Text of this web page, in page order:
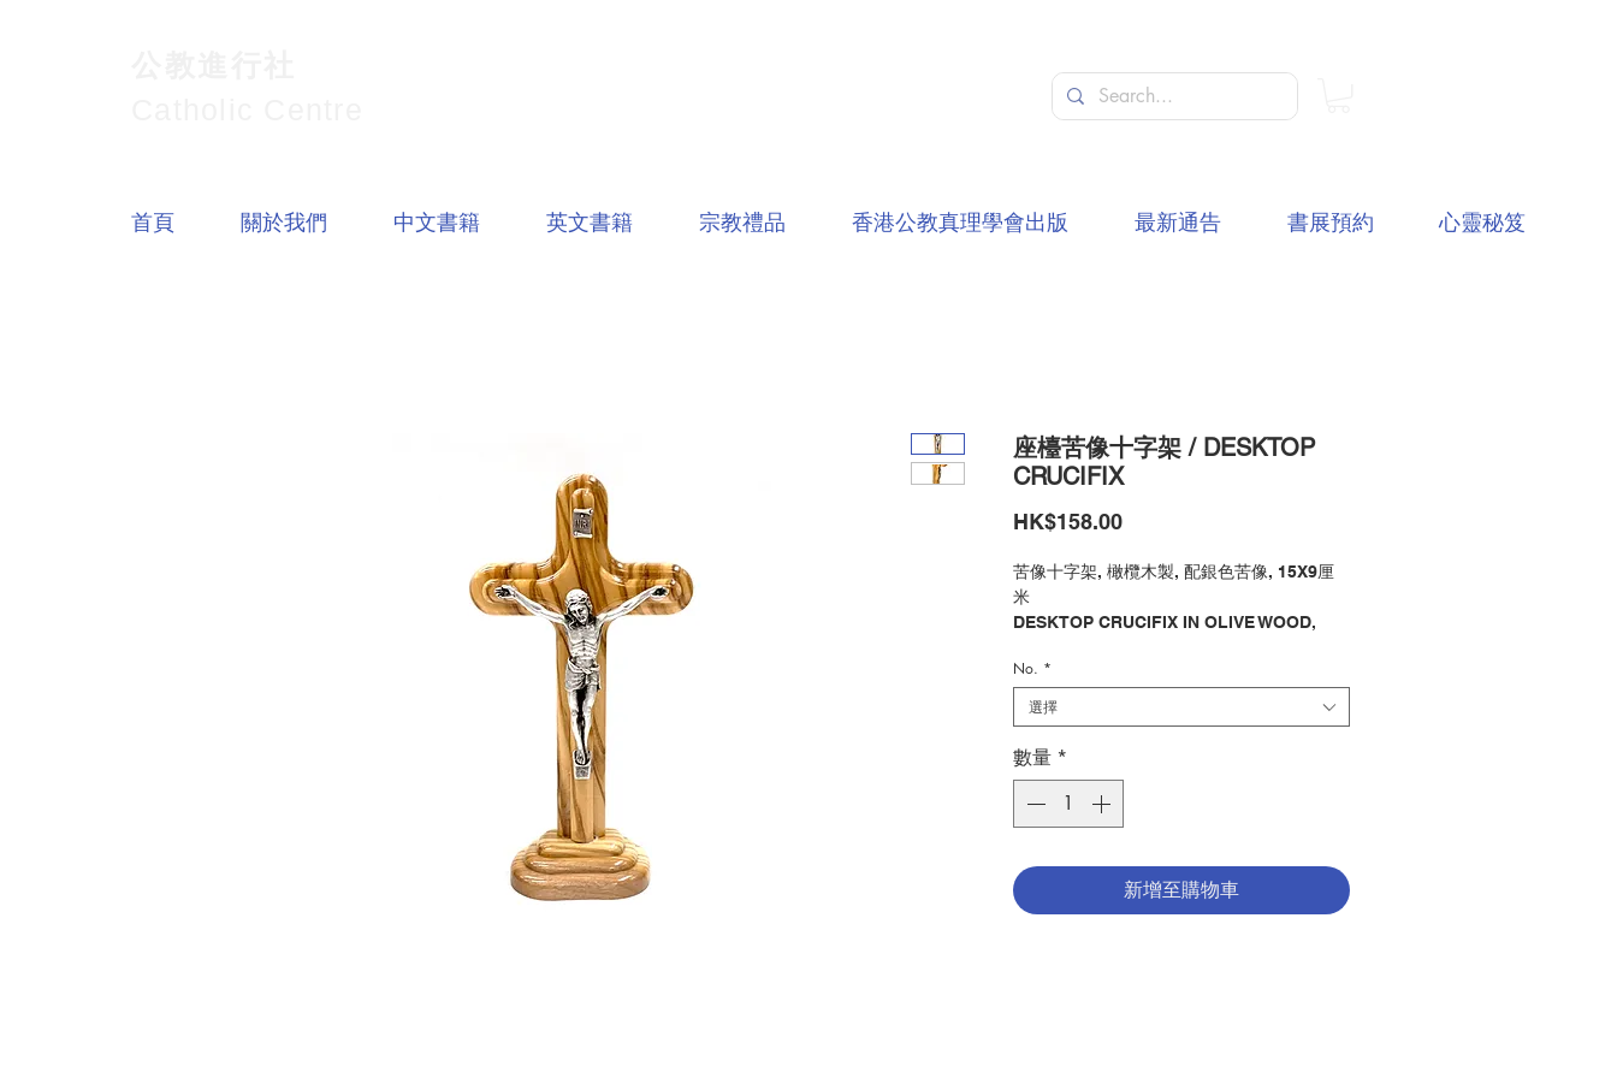
座檯苦像十字架 / DESKTOP
CRUCIFIX
HK$158.00價
苦像十字架, 橄欖木製, 配銀色苦像, 15X9厘
米
DESKTOP CRUCIFIX IN OLIVE WOOD,
分類：十字架 / 座檯
Category : CRUCIFIX / DESKTOP
No. 1041154529
No. *
選擇
數量 *
新增至購物車
首頁 關於我們 中文書籍 英文書籍 宗教禮品 香港公教真理學會出版 最新通告 書展預約 心靈秘笈